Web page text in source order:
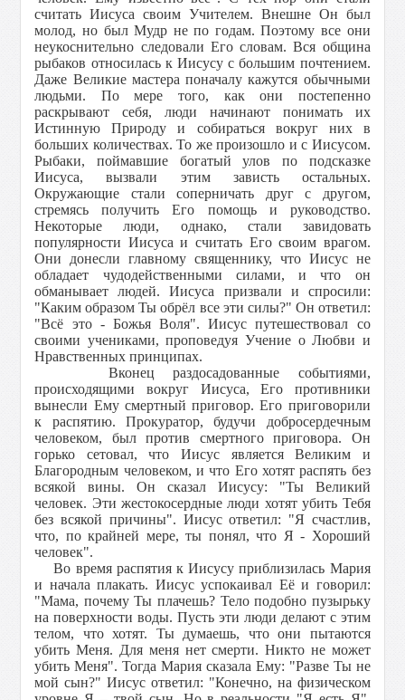
считать Иисуса своим Учителем. Внешне Он был
молод, но был Мудр не по годам. Поэтому все они
неукоснительно следовали Его словам. Вся община
рыбаков относилась к Иисусу с большим почтением.
Даже Великие мастера поначалу кажутся обычными
людьми. По мере того, как они постепенно
раскрывают себя, люди начинают понимать их
Истинную Природу и собираться вокруг них в
больших количествах. То же произошло и с Иисусом.
Рыбаки, поймавшие богатый улов по подсказке
Иисуса, вызвали этим зависть остальных.
Окружающие стали соперничать друг с другом,
стремясь получить Его помощь и руководство.
Некоторые люди, однако, стали завидовать
популярности Иисуса и считать Его своим врагом.
Они донесли главному священнику, что Иисус не
обладает чудодейственными силами, и что он
обманывает людей. Иисуса призвали и спросили:
"Каким образом Ты обрёл все эти силы?" Он ответил:
"Всё это - Божья Воля". Иисус путешествовал со
своими учениками, проповедуя Учение о Любви и
Нравственных принципах.
Вконец раздосадованные событиями,
происходящими вокруг Иисуса, Его противники
вынесли Ему смертный приговор. Его приговорили
к распятию. Прокуратор, будучи добросердечным
человеком, был против смертного приговора. Он
горько сетовал, что Иисус является Великим и
Благородным человеком, и что Его хотят распять без
всякой вины. Он сказал Иисусу: "Ты Великий
человек. Эти жестокосердные люди хотят убить Тебя
без всякой причины". Иисус ответил: "Я счастлив,
что, по крайней мере, ты понял, что Я - Хороший
человек".
Во время распятия к Иисусу приблизилась Мария
и начала плакать. Иисус успокаивал Её и говорил:
"Мама, почему Ты плачешь? Тело подобно пузырьку
на поверхности воды. Пусть эти люди делают с этим
телом, что хотят. Ты думаешь, что они пытаются
убить Меня. Для меня нет смерти. Никто не может
убить Меня". Тогда Мария сказала Ему: "Разве Ты не
мой сын?" Иисус ответил: "Конечно, на физическом